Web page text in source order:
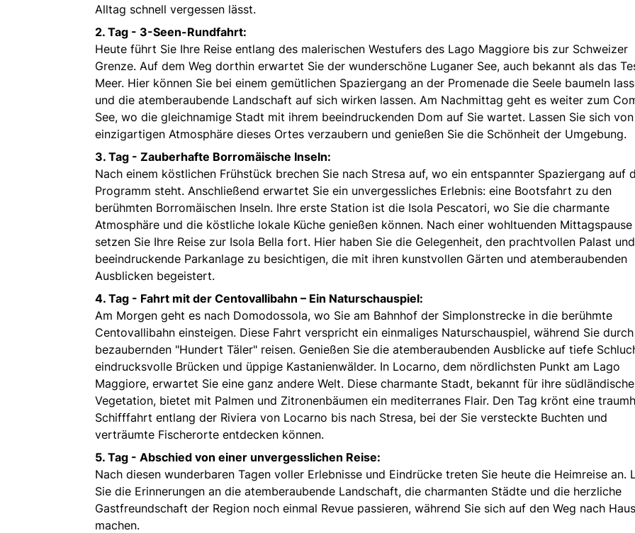
Alltag schnell vergessen lässt.
2. Tag - 3-Seen-Rundfahrt:
Heute führt Sie Ihre Reise entlang des malerischen Westufers des Lago Maggiore bis zur Schweizer
Grenze. Auf dem Weg dorthin erwartet Sie der wunderschöne Luganer See, auch bekannt als das
Meer. Hier können Sie bei einem gemütlichen Spaziergang an der Promenade die Seele baumeln
und die atemberaubende Landschaft auf sich wirken lassen. Am Nachmittag geht es weiter zum
See, wo die gleichnamige Stadt mit ihrem beeindruckenden Dom auf Sie wartet. Lassen Sie sich
einzigartigen Atmosphäre dieses Ortes verzaubern und genießen Sie die Schönheit der Umgebung.
3. Tag - Zauberhafte Borromäische Inseln:
Nach einem köstlichen Frühstück brechen Sie nach Stresa auf, wo ein entspannter Spaziergang auf
Programm steht. Anschließend erwartet Sie ein unvergessliches Erlebnis: eine Bootsfahrt zu den
berühmten Borromäischen Inseln. Ihre erste Station ist die Isola Pescatori, wo Sie die charmante
Atmosphäre und die köstliche lokale Küche genießen können. Nach einer wohltuenden Mittagspause
setzen Sie Ihre Reise zur Isola Bella fort. Hier haben Sie die Gelegenheit, den prachtvollen Palast
beeindruckende Parkanlage zu besichtigen, die mit ihren kunstvollen Gärten und atemberaubenden
Ausblicken begeistert.
4. Tag - Fahrt mit der Centovallibahn – Ein Naturschauspiel:
Am Morgen geht es nach Domodossola, wo Sie am Bahnhof der Simplonstrecke in die berühmte
Centovallibahn einsteigen. Diese Fahrt verspricht ein einmaliges Naturschauspiel, während Sie
bezaubernden "Hundert Täler" reisen. Genießen Sie die atemberaubenden Ausblicke auf tiefe
eindrucksvolle Brücken und üppige Kastanienwälder. In Locarno, dem nördlichsten Punkt am Lago
Maggiore, erwartet Sie eine ganz andere Welt. Diese charmante Stadt, bekannt für ihre südländische
Vegetation, bietet mit Palmen und Zitronenbäumen ein mediterranes Flair. Den Tag krönt eine
Schifffahrt entlang der Riviera von Locarno bis nach Stresa, bei der Sie versteckte Buchten und
verträumte Fischerorte entdecken können.
5. Tag - Abschied von einer unvergesslichen Reise:
Nach diesen wunderbaren Tagen voller Erlebnisse und Eindrücke treten Sie heute die Heimreise an.
Sie die Erinnerungen an die atemberaubende Landschaft, die charmanten Städte und die herzliche
Gastfreundschaft der Region noch einmal Revue passieren, während Sie sich auf den Weg nach
machen.